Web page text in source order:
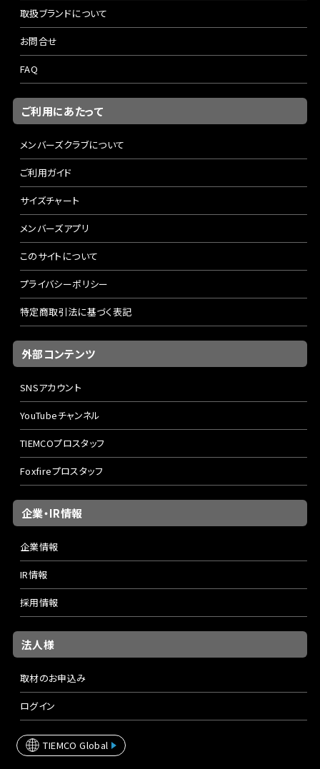
取扱ブランドについて
お問合せ
FAQ
ご利用にあたって
メンバーズクラブについて
ご利用ガイド
サイズチャート
メンバーズアプリ
このサイトについて
プライバシーポリシー
特定商取引法に基づく表記
外部コンテンツ
SNSアカウント
YouTubeチャンネル
TIEMCOプロスタッフ
Foxfireプロスタッフ
企業・IR情報
企業情報
IR情報
採用情報
法人様
取材のお申込み
ログイン
TIEMCO Global